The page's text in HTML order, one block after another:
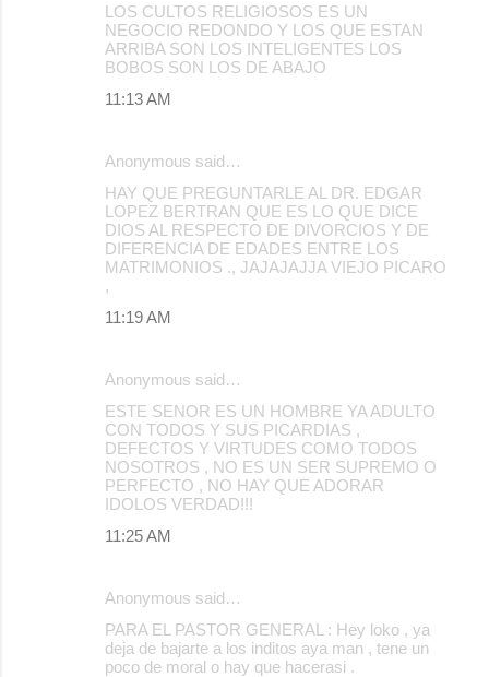
LOS CULTOS RELIGIOSOS ES UN
NEGOCIO REDONDO Y LOS QUE ESTAN
ARRIBA SON LOS INTELIGENTES LOS
BOBOS SON LOS DE ABAJO
11:13 AM
Anonymous said…
HAY QUE PREGUNTARLE AL DR. EDGAR
LOPEZ BERTRAN QUE ES LO QUE DICE
DIOS AL RESPECTO DE DIVORCIOS Y DE
DIFERENCIA DE EDADES ENTRE LOS
MATRIMONIOS ., JAJAJAJJA VIEJO PICARO
,
11:19 AM
Anonymous said…
ESTE SENOR ES UN HOMBRE YA ADULTO
CON TODOS Y SUS PICARDIAS ,
DEFECTOS Y VIRTUDES COMO TODOS
NOSOTROS , NO ES UN SER SUPREMO O
PERFECTO , NO HAY QUE ADORAR
IDOLOS VERDAD!!!
11:25 AM
Anonymous said…
PARA EL PASTOR GENERAL : Hey loko , ya
deja de bajarte a los inditos aya man , tene un
poco de moral o hay que hacerasi .